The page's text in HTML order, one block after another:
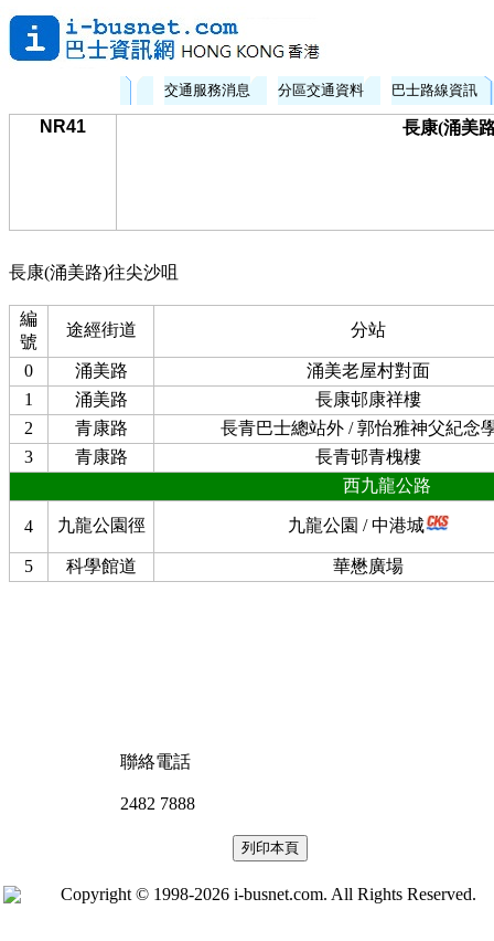
交通服務消息 分區交通資料 巴士路線資訊
NR41 長康(涌美
長康(涌美路)往尖沙咀
編
號
途經街道 分站
0 涌美路
涌美老屋村對面
1
涌美路
長康邨康祥樓
2
青康路
長青巴士總站外 / 郭怡雅神父紀念
3
青康路
長青邨青槐樓
西九龍公路
4 九龍公園徑 九龍公園 / 中港城
5 科學館道 華懋廣場
聯絡電話
2482 7888
Copyright © 1998-2026 i-busnet.com. All Rights Reserved.